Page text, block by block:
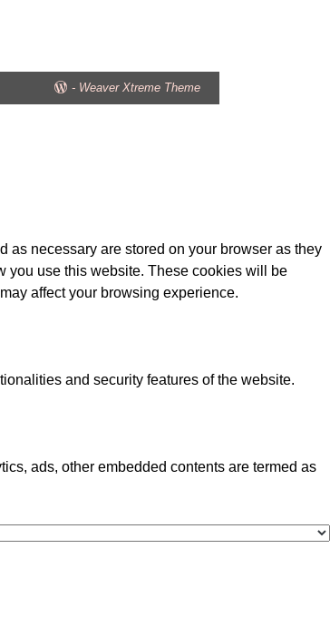
- Weaver Xtreme Theme
as necessary are stored on your browser as they
you use this website. These cookies will be
affect your browsing experience.
and security features of the website.
ads, other embedded contents are termed as